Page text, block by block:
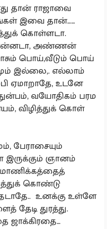
தான் ராஜாவை
இவை தான்……
கொள்ளடா.
என்னடா, அண்ணன்
பொய்,வீடும் பொய்
இல்லை,. எல்லாம்
ஏமாறாதே, உடனே
வயோதிகம் பரம
விழித்துக் கொள்
பேராசையும்
இருக்கும் ஞானம்
மாணிக்கத்தைத்
கொண்டு
உனக்கு உள்ளே
தேடி துரத்து.
ஜாக்கிரதை…